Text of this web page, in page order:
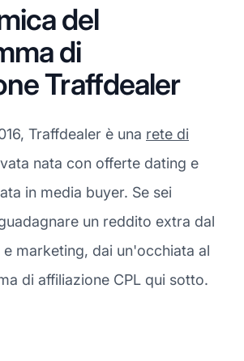
del
di
Traffdealer
Traffdealer è una rete di
nata con offerte dating e
in media buyer. Se sei
un reddito extra dal
marketing, dai un'occhiata al
di affiliazione CPL qui sotto.